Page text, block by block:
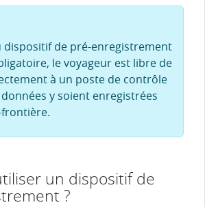
dispositif de pré-enregistrement
le voyageur est libre de
à un poste de contrôle
y soient enregistrées
un dispositif de
?